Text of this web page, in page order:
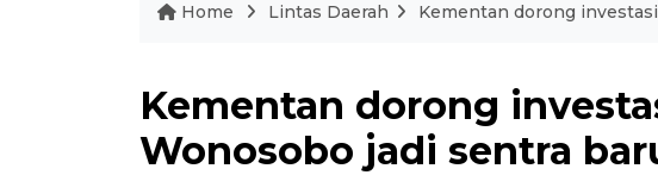
Home Lintas Daerah Kementan dorong
Kementan dorong
Wonosobo jadi sentra